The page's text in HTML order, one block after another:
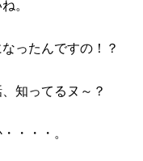
。
ったんですの！？
知ってるヌ～？
・・・。